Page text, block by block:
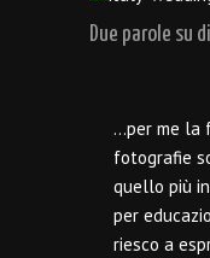
Due parole su
…per me la
fotografie
quello più
per
riesco a